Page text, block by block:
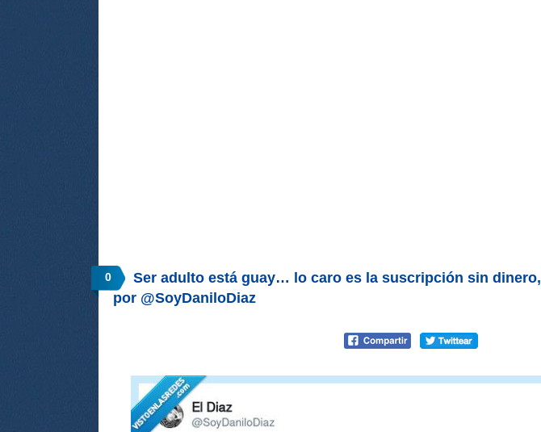
0
Ser adulto está guay… lo caro es la suscripción sin dinero,
por @SoyDaniloDiaz